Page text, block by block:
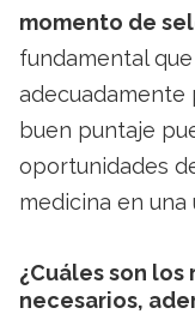
momento de
fundamental
adecuadamente
buen puntaje
oportunidades
medicina en una
¿Cuáles son
necesarios,